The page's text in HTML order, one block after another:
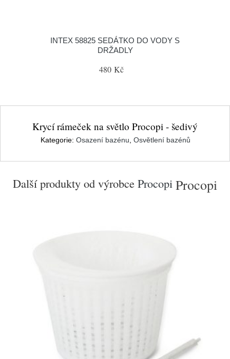
INTEX 58825 SEDÁTKO DO VODY S
DRŽADLY
480 Kč
Krycí rámeček na světlo Procopi - šedivý
Kategorie: Osazení bazénu Osvětlení bazénů
Další produkty od výrobce Procopi Procopi